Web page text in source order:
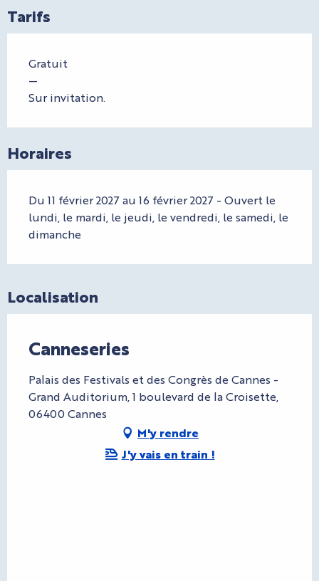
Tarifs
Gratuit
—
Sur invitation.
Horaires
Du 11 février 2027 au 16 février 2027 - Ouvert le
lundi, le mardi, le jeudi, le vendredi, le samedi, le
dimanche
Localisation
Canneseries
Palais des Festivals et des Congrès de Cannes -
Grand Auditorium, 1 boulevard de la Croisette,
06400 Cannes
M'y rendre
J'y vais en train !